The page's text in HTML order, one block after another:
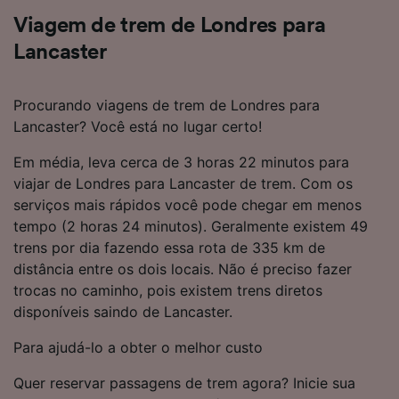
Viagem de trem de Londres para
Lancaster
Procurando viagens de trem de Londres para
Lancaster? Você está no lugar certo!
Em média, leva cerca de 3 horas 22 minutos para
viajar de Londres para Lancaster de trem. Com os
serviços mais rápidos você pode chegar em menos
tempo (2 horas 24 minutos). Geralmente existem 49
trens por dia fazendo essa rota de 335 km de
distância entre os dois locais. Não é preciso fazer
trocas no caminho, pois existem trens diretos
disponíveis saindo de Lancaster.
Para ajudá-lo a obter o melhor custo
Quer reservar passagens de trem agora? Inicie sua